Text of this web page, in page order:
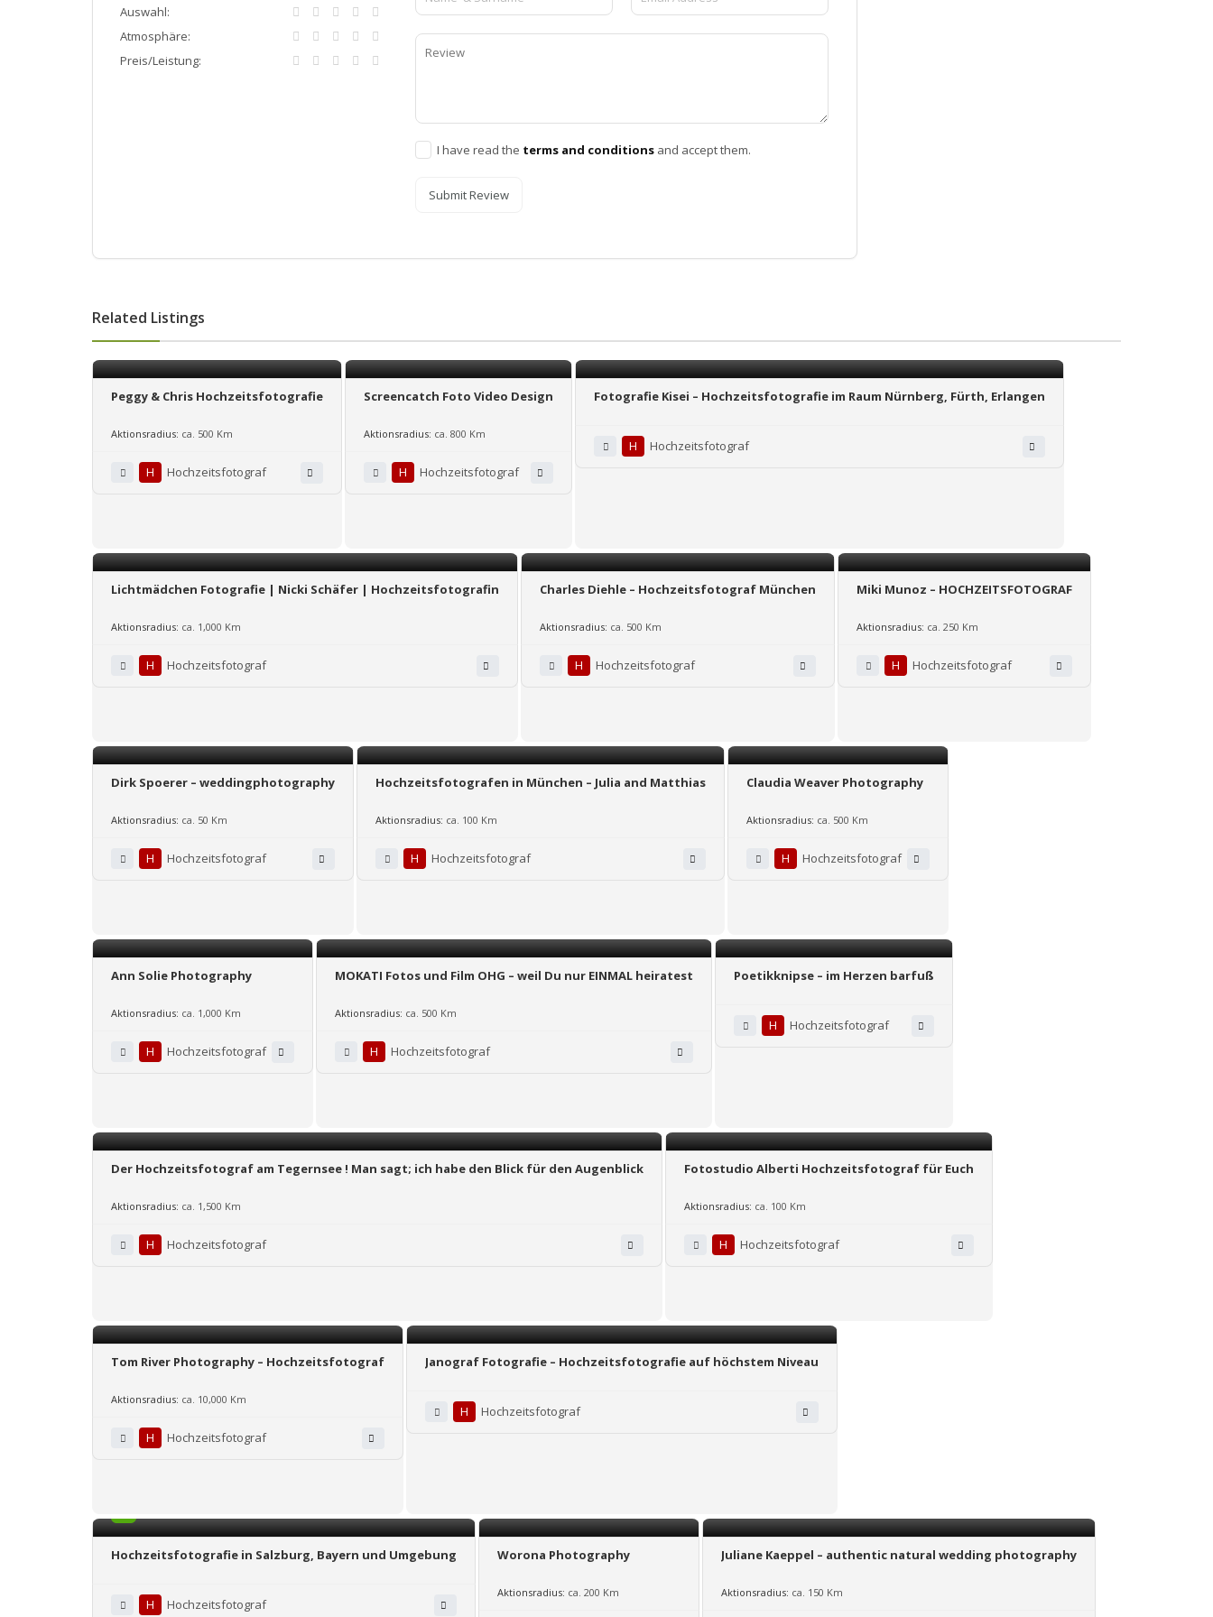
Auswahl:
Atmosphäre:
Preis/Leistung:
I have read the terms and conditions and accept them.
Submit Review
Related Listings
Peggy & Chris Hochzeitsfotografie
Aktionsradius: ca. 500 Km
H Hochzeitsfotograf
Screencatch Foto Video Design
Aktionsradius: ca. 800 Km
H Hochzeitsfotograf
Fotografie Kisei – Hochzeitsfotografie im Raum Nürnberg, Fürth, Erlangen
H Hochzeitsfotograf
Lichtmädchen Fotografie | Nicki Schäfer | Hochzeitsfotografin
Aktionsradius: ca. 1,000 Km
H Hochzeitsfotograf
Charles Diehle – Hochzeitsfotograf München
Aktionsradius: ca. 500 Km
H Hochzeitsfotograf
Miki Munoz – HOCHZEITSFOTOGRAF
Aktionsradius: ca. 250 Km
H Hochzeitsfotograf
Dirk Spoerer – weddingphotography
Aktionsradius: ca. 50 Km
H Hochzeitsfotograf
Hochzeitsfotografen in München – Julia and Matthias
Aktionsradius: ca. 100 Km
H Hochzeitsfotograf
Claudia Weaver Photography
Aktionsradius: ca. 500 Km
H Hochzeitsfotograf
Ann Solie Photography
Aktionsradius: ca. 1,000 Km
H Hochzeitsfotograf
MOKATI Fotos und Film OHG – weil Du nur EINMAL heiratest
Aktionsradius: ca. 500 Km
H Hochzeitsfotograf
Poetikknipse – im Herzen barfuß
H Hochzeitsfotograf
Der Hochzeitsfotograf am Tegernsee ! Man sagt; ich habe den Blick für den Augenblick
Aktionsradius: ca. 1,500 Km
H Hochzeitsfotograf
Fotostudio Alberti Hochzeitsfotograf für Euch
Aktionsradius: ca. 100 Km
H Hochzeitsfotograf
Tom River Photography – Hochzeitsfotograf
Aktionsradius: ca. 10,000 Km
H Hochzeitsfotograf
Janograf Fotografie – Hochzeitsfotografie auf höchstem Niveau
H Hochzeitsfotograf
Hochzeitsfotografie in Salzburg, Bayern und Umgebung
H Hochzeitsfotograf
Worona Photography
Aktionsradius: ca. 200 Km
Juliane Kaeppel – authentic natural wedding photography
Aktionsradius: ca. 150 Km